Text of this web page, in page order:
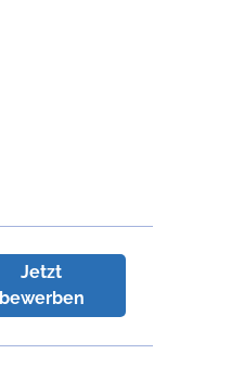
Jetzt
bewerben